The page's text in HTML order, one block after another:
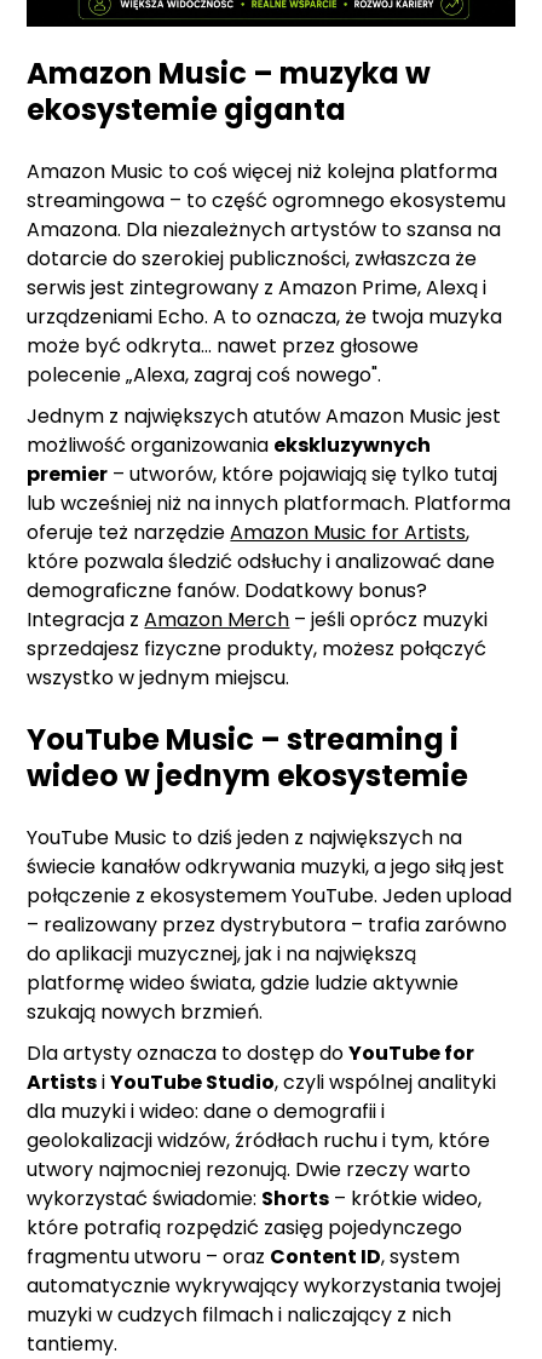
Amazon Music – muzyka w
ekosystemie giganta
Amazon Music to coś więcej niż kolejna platforma
streamingowa – to część ogromnego ekosystemu
Amazona. Dla niezależnych artystów to szansa na
dotarcie do szerokiej publiczności, zwłaszcza że
serwis jest zintegrowany z Amazon Prime, Alexą i
urządzeniami Echo. A to oznacza, że twoja muzyka
może być odkryta... nawet przez głosowe
polecenie „Alexa, zagraj coś nowego".
Jednym z największych atutów Amazon Music jest
możliwość organizowania ekskluzywnych
premier – utworów, które pojawiają się tylko tutaj
lub wcześniej niż na innych platformach. Platforma
oferuje też narzędzieAmazon Music for Artists,
które pozwala śledzić odsłuchy i analizować dane
demograficzne fanów. Dodatkowy bonus?
Integracja zAmazon Merch – jeśli oprócz muzyki
sprzedajesz fizyczne produkty, możesz połączyć
wszystko w jednym miejscu.
YouTube Music – streaming i
wideo w jednym ekosystemie
YouTube Music to dziś jeden z największych na
świecie kanałów odkrywania muzyki, a jego siłą jest
połączenie z ekosystemem YouTube. Jeden upload
– realizowany przez dystrybutora – trafia zarówno
do aplikacji muzycznej, jak i na największą
platformę wideo świata, gdzie ludzie aktywnie
szukają nowych brzmień.
Dla artysty oznacza to dostęp doYouTube for
ArtistsiYouTube Studio, czyli wspólnej analityki
dla muzyki i wideo: dane o demografii i
geolokalizacji widzów, źródłach ruchu i tym, które
utwory najmocniej rezonują. Dwie rzeczy warto
wykorzystać świadomie: Shorts – krótkie wideo,
które potrafią rozpędzić zasięg pojedynczego
fragmentu utworu – oraz Content ID, system
automatycznie wykrywający wykorzystania twojej
muzyki w cudzych filmach i naliczający z nich
tantiemy.